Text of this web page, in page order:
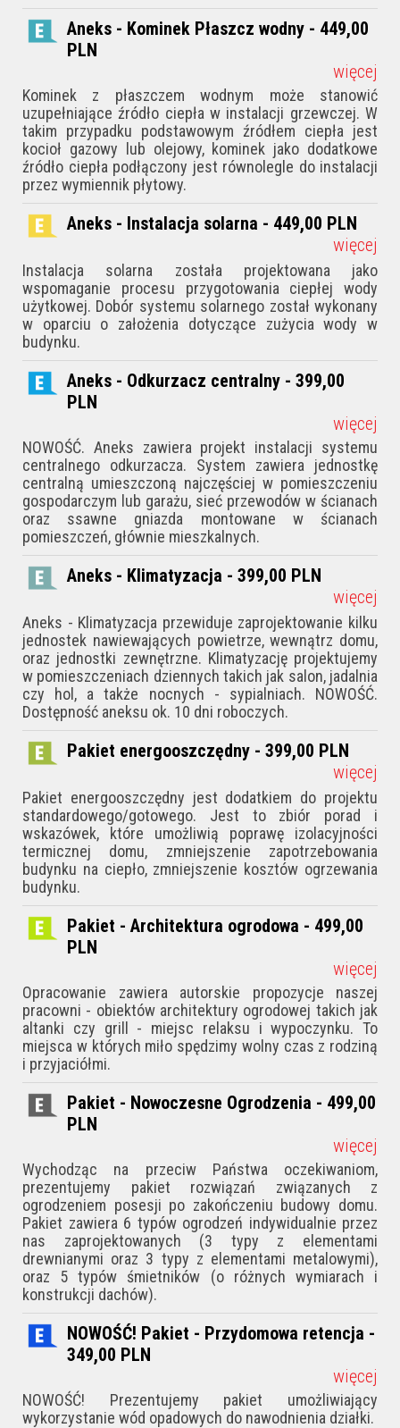
Aneks - Kominek Płaszcz wodny - 449,00
PLN
więcej
Kominek z płaszczem wodnym może stanowić
uzupełniające źródło ciepła w instalacji grzewczej. W
takim przypadku podstawowym źródłem ciepła jest
kocioł gazowy lub olejowy, kominek jako dodatkowe
źródło ciepła podłączony jest równolegle do instalacji
przez wymiennik płytowy.
Aneks - Instalacja solarna - 449,00 PLN
więcej
Instalacja solarna została projektowana jako
wspomaganie procesu przygotowania ciepłej wody
użytkowej. Dobór systemu solarnego został wykonany
w oparciu o założenia dotyczące zużycia wody w
budynku.
Aneks - Odkurzacz centralny - 399,00
PLN
więcej
NOWOŚĆ. Aneks zawiera projekt instalacji systemu
centralnego odkurzacza. System zawiera jednostkę
centralną umieszczoną najczęściej w pomieszczeniu
gospodarczym lub garażu, sieć przewodów w ścianach
oraz ssawne gniazda montowane w ścianach
pomieszczeń, głównie mieszkalnych.
Aneks - Klimatyzacja - 399,00 PLN
więcej
Aneks - Klimatyzacja przewiduje zaprojektowanie kilku
jednostek nawiewających powietrze, wewnątrz domu,
oraz jednostki zewnętrzne. Klimatyzację projektujemy
w pomieszczeniach dziennych takich jak salon, jadalnia
czy hol, a także nocnych - sypialniach. NOWOŚĆ.
Dostępność aneksu ok. 10 dni roboczych.
Pakiet energooszczędny - 399,00 PLN
więcej
Pakiet energooszczędny jest dodatkiem do projektu
standardowego/gotowego. Jest to zbiór porad i
wskazówek, któ­re umożliwią poprawę izolacyjności
termicznej domu, zmniejszenie zapotrzebowania
budynku na ciepło, zmniejszenie kosztów ogrzewania
budynku.
Pakiet - Architektura ogrodowa - 499,00
PLN
więcej
Opracowanie zawiera autorskie propozycje naszej
pracowni - obiektów architektury ogrodowej takich jak
altanki czy grill - miejsc relaksu i wypoczynku. To
miejsca w których miło spędzimy wolny czas z rodziną
i przyjaciółmi.
Pakiet - Nowoczesne Ogrodzenia - 499,00
PLN
więcej
Wychodząc na przeciw Państwa oczekiwaniom,
prezentujemy pakiet rozwiązań związanych z
ogrodzeniem posesji po zakończeniu budowy domu.
Pakiet zawiera 6 typów ogrodzeń indywidualnie przez
nas zaprojektowanych (3 typy z elementami
drewnianymi oraz 3 typy z elementami metalowymi),
oraz 5 typów śmietników (o różnych wymiarach i
konstrukcji dachów).
NOWOŚĆ! Pakiet - Przydomowa retencja -
349,00 PLN
więcej
NOWOŚĆ! Prezentujemy pakiet umożliwiający
wykorzystanie wód opadowych do nawodnienia działki.